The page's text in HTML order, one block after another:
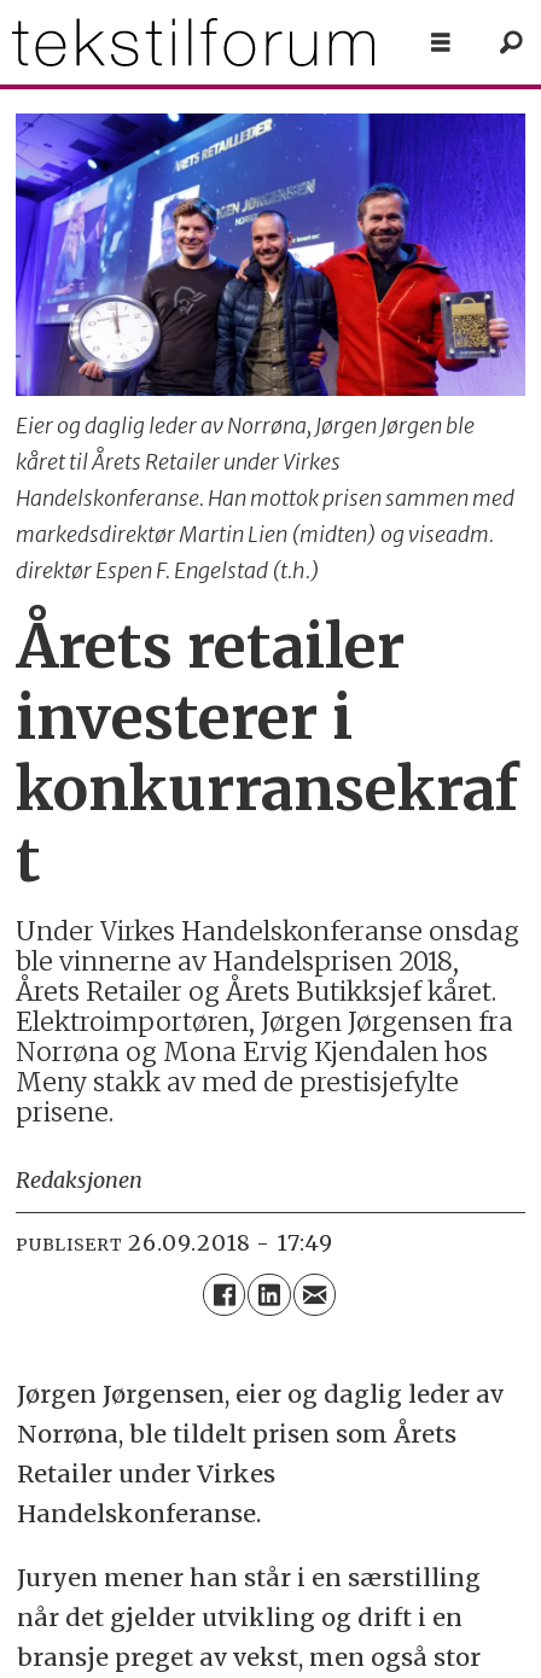
Eier og daglig leder av Norrøna, Jørgen Jørgen ble
kåret til Årets Retailer under Virkes
Handelskonferanse. Han mottok prisen sammen med
markedsdirektør Martin Lien (midten) og viseadm.
direktør Espen F. Engelstad (t.h.)
Årets retailer
investerer i
konkurransekraf
t
Under Virkes Handelskonferanse onsdag
ble vinnerne av Handelsprisen 2018,
Årets Retailer og Årets Butikksjef kåret.
Elektroimportøren, Jørgen Jørgensen fra
Norrøna og Mona Ervig Kjendalen hos
Meny stakk av med de prestisjefylte
prisene.
Redaksjonen
PUBLISERT 26.09.2018 - 17:49
Jørgen Jørgensen, eier og daglig leder av
Norrøna, ble tildelt prisen som Årets
Retailer under Virkes
Handelskonferanse.
Juryen mener han står i en særstilling
når det gjelder utvikling og drift i en
bransje preget av vekst, men også stor